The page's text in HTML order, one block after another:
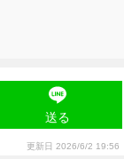
送る
更新日 2026/6/2 19:56